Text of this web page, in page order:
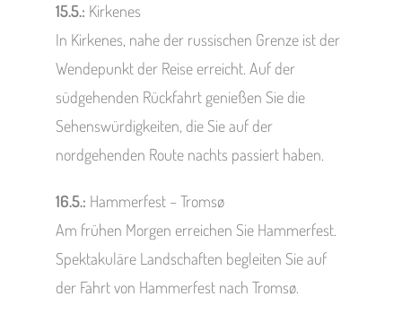
15.5.: Kirkenes
In Kirkenes, nahe der russischen Grenze ist der
Wendepunkt der Reise erreicht. Auf der
südgehenden Rückfahrt genießen Sie die
Sehenswürdigkeiten, die Sie auf der
nordgehenden Route nachts passiert haben.
16.5.: Hammerfest – Tromsø
Am frühen Morgen erreichen Sie Hammerfest.
Spektakuläre Landschaften begleiten Sie auf
der Fahrt von Hammerfest nach Tromsø.